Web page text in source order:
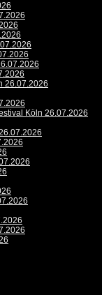
26.07.2026
Köln 26.07.2026